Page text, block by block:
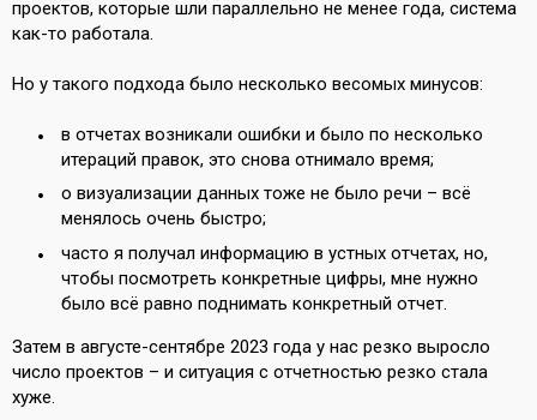
проектов, которые шли параллельно не менее года, система
как-то работала.
Но у такого подхода было несколько весомых минусов:
в отчетах возникали ошибки и было по несколько
итераций правок, это снова отнимало время;
о визуализации данных тоже не было речи – всё
менялось очень быстро;
часто я получал информацию в устных отчетах, но,
чтобы посмотреть конкретные цифры, мне нужно
было всё равно поднимать конкретный отчет.
Затем в августе-сентябре 2023 года у нас резко выросло
число проектов – и ситуация с отчетностью резко стала
хуже.